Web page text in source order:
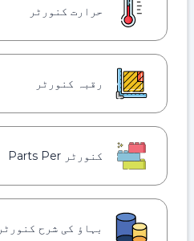
حرارت کنورٹر
رقبہ کنورٹر
کنورٹر Parts Per
بہاؤ کی شرح کنورٹر Volumetric